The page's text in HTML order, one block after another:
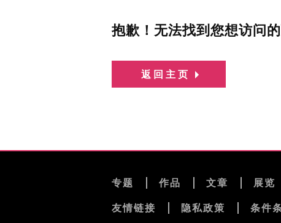
抱歉！无法找到您想访问的
返回主页
专题 作品 文章 展览
友情链接 隐私政策 条件